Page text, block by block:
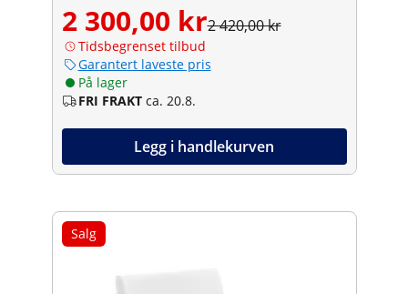
2 300,00 kr2 420,00 kr
Tidsbegrenset tilbud
Garantert laveste pris
På lager
FRI FRAKT ca. 20.8.
Legg i handlekurven
Salg